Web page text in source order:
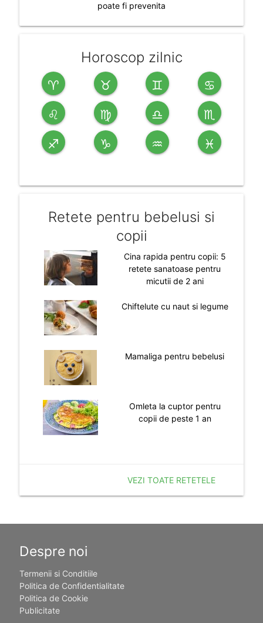
poate fi prevenita
Horoscop zilnic
♈ ♉ ♊ ♋
♌ ♍ ♎ ♏
♐ ♑ ♒ ♓
Retete pentru bebelusi si
copii
Cina rapida pentru copii: 5
retete sanatoase pentru
micutii de 2 ani
Chiftelute cu naut si legume
Mamaliga pentru bebelusi
Omleta la cuptor pentru
copii de peste 1 an
VEZI TOATE RETETELE
Despre noi
Termenii si Conditiile
Politica de Confidentialitate
Politica de Cookie
Publicitate